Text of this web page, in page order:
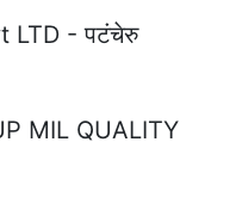
LTD - पटंचेरु
MIL QUALITY